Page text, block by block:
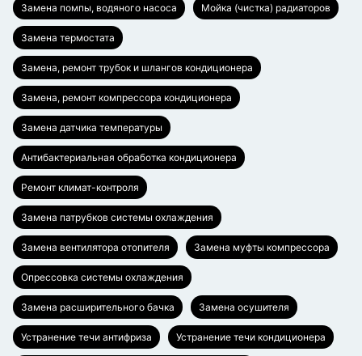
Замена помпы, водяного насоса Мойка (чистка) радиаторов
Замена термостата
Замена, ремонт трубок и шлангов кондиционера
Замена, ремонт компрессора кондиционера
Замена датчика температуры
Антибактериальная обработка кондиционера
Ремонт климат-контроля
Замена патрубков системы охлаждения
Замена вентилятора отопителя Замена муфты компрессора
Опрессовка системы охлаждения
Замена расширительного бачка Замена осушителя
Устранение течи антифриза Устранение течи кондиционера